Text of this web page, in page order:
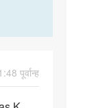
पूर्वान्ह